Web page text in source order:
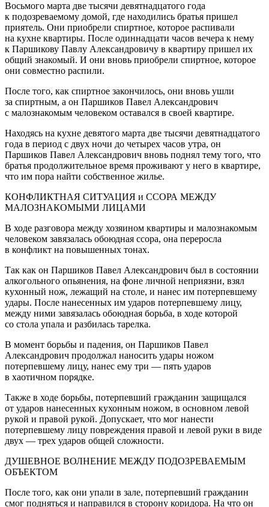
Восьмого марта две тысячи девятнадцатого года
к подозреваемому домой, где находились братья пришел
приятель. Они приобрели спиртное, которое распивали
на кухне квартиры. После одиннадцати часов вечера к нему
к Паршикову Павлу Александровичу в квартиру пришел их
общий знакомый. И они вновь приобрели спиртное, которое
они совместно распили.
После того, как спиртное закончилось, они вновь ушли
за спиртным, а он Паршиков Павел Александрович
с малознакомым человеком оставался в своей квартире.
Находясь на кухне девятого марта две тысячи девятнадцатого
года в период с двух ночи до четырех часов утра, он
Паршиков Павел Александрович вновь поднял тему того, что
братья продолжительное время проживают у него в квартире,
что им пора найти собственное жилье.
КОНФЛИКТНАЯ СИТУАЦИЯ и ССОРА МЕЖДУ
МАЛОЗНАКОМЫМИ ЛИЦАМИ
В ходе разговора между хозяином квартиры и малознакомым
человеком завязалась обоюдная ссора, она переросла
в конфликт на повышенных тонах.
Так как он Паршиков Павел Александрович был в состоянии
алкогольного опьянения, на фоне личной неприязни, взял
кухонный нож, лежащий на столе, и нанес им потерпевшему
удары. После нанесенных им ударов потерпевшему лицу,
между ними завязалась обоюдная борьба, в ходе которой
со стола упала и разбилась тарелка.
В момент борьбы и падения, он Паршиков Павел
Александрович продолжал наносить удары ножом
потерпевшему лицу, нанес ему три — пять ударов
в хаотичном порядке.
Также в ходе борьбы, потерпевший гражданин защищался
от ударов нанесенных кухонным ножом, в основном левой
рукой и правой рукой. Допускает, что мог нанести
потерпевшему лицу повреждения правой и левой руки в виде
двух — трех ударов общей сложности.
ДУШЕВНОЕ ВОЛНЕНИЕ МЕЖДУ ПОДОЗРЕВАЕМЫМ
ОБЪЕКТОМ
После того, как они упали в зале, потерпевший гражданин
смог подняться и направился в сторону коридора. На что он